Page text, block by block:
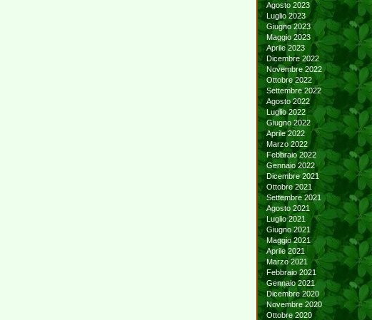
Agosto 2023
Luglio 2023
Giugno 2023
Maggio 2023
Aprile 2023
Dicembre 2022
Novembre 2022
Ottobre 2022
Settembre 2022
Agosto 2022
Luglio 2022
Giugno 2022
Aprile 2022
Marzo 2022
Febbraio 2022
Gennaio 2022
Dicembre 2021
Ottobre 2021
Settembre 2021
Agosto 2021
Luglio 2021
Giugno 2021
Maggio 2021
Aprile 2021
Marzo 2021
Febbraio 2021
Gennaio 2021
Dicembre 2020
Novembre 2020
Ottobre 2020